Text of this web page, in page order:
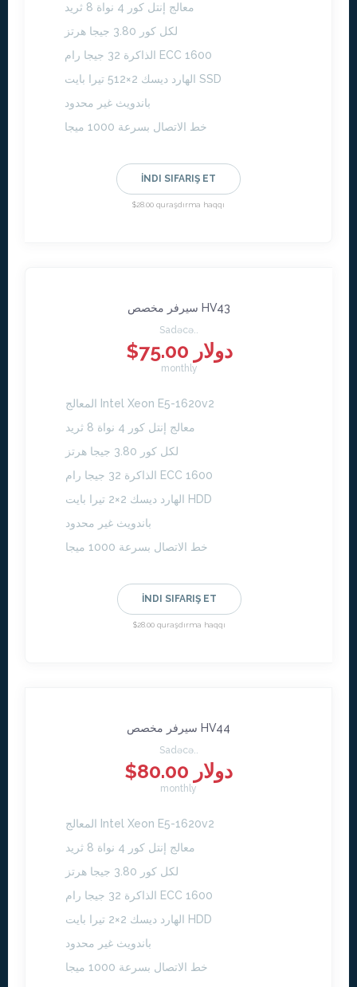
معالج إنتل كور 4 نواة 8 ثريد
لكل كور 3.80 جيجا هرتز
الذاكرة 32 جيجا رام ECC 1600
الهارد ديسك 2×512 تيرا بايت SSD
باندويث غير محدود
خط الاتصال بسرعة 1000 ميجا
İNDI SIFARIŞ ET
$28.00 quraşdırma haqqı
سيرفر مخصص HV43
Sadəcə..
$75.00 دولار
monthly
المعالج Intel Xeon E5-1620v2
معالج إنتل كور 4 نواة 8 ثريد
لكل كور 3.80 جيجا هرتز
الذاكرة 32 جيجا رام ECC 1600
الهارد ديسك 2×2 تيرا بايت HDD
باندويث غير محدود
خط الاتصال بسرعة 1000 ميجا
İNDI SIFARIŞ ET
$28.00 quraşdırma haqqı
سيرفر مخصص HV44
Sadəcə..
$80.00 دولار
monthly
المعالج Intel Xeon E5-1620v2
معالج إنتل كور 4 نواة 8 ثريد
لكل كور 3.80 جيجا هرتز
الذاكرة 32 جيجا رام ECC 1600
الهارد ديسك 2×2 تيرا بايت HDD
باندويث غير محدود
خط الاتصال بسرعة 1000 ميجا